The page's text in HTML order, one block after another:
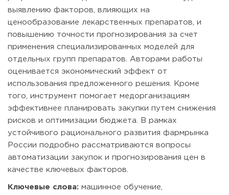
выявлению факторов, влияющих на
ценообразование лекарственных препаратов, и
повышению точности прогнозирования за счет
применения специализированных моделей для
отдельных групп препаратов. Авторами работы
оценивается экономический эффект от
использования предложенного решения. Кроме
того, инструмент помогает медорганизациям
эффективнее планировать закупки путем снижения
рисков и оптимизации бюджета. В рамках
устойчивого рационального развития фармрынка
России подробно рассматриваются вопросы
автоматизации закупок и прогнозирования цен в
качестве ключевых факторов.
Ключевые слова: машинное обучение,